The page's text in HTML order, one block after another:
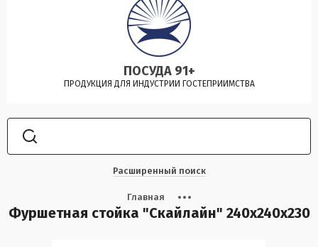
ПОСУДА 91+
ПРОДУКЦИЯ ДЛЯ ИНДУСТРИИ ГОСТЕПРИИМСТВА
Расширенный поиск
Главная
Фуршетная стойка "Скайлайн" 240х240х230